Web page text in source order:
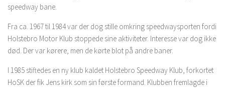
speedway bane.
Fra ca. 1967 til 1984 var der dog stille omkring speedwaysporten fordi
Holstebro Motor Klub stoppede sine aktiviteter. Interesse var dog ikke
død. Der var kørere, men de kørte blot på andre baner.
I 1985 stiftedes en ny klub kaldet Holstebro Speedway Klub, forkortet
HoSK der fik Jens kirk som sin første formand. Klubben fremlagde i